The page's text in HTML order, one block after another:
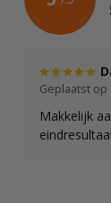
Geplaatst op
Makkelijk